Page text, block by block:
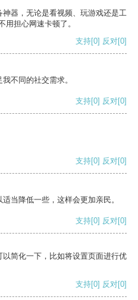
器，无论是看视频、玩游戏还是工
用担心网速卡顿了。
支持[0] 反对[0]
不同的社交需求。
支持[0] 反对[0]
支持[0] 反对[0]
当降低一些，这样会更加亲民。
支持[0] 反对[0]
简化一下，比如将设置页面进行优
支持[0] 反对[0]